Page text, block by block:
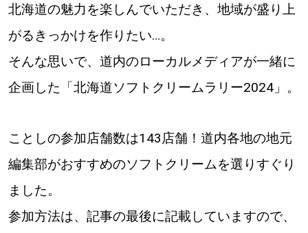
明日への”きっかけ”WEBマガジン
【道央のお気に入りを見つけたい】
【道東のお気に入りを見つけたい】
北海道の魅力を楽しんでいただき、地域が盛り上
がるきっかけを作りたい…。
そんな思いで、道内のローカルメディアが一緒に
企画した「北海道ソフトクリームラリー2024」。
ことしの参加店舗数は143店舗！道内各地の地元
編集部がおすすめのソフトクリームを選りすぐり
ました。
参加方法は、記事の最後に記載していますので、